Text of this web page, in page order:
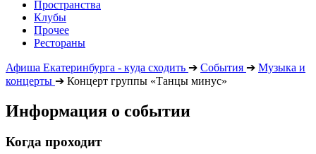
Пространства
Клубы
Прочее
Рестораны
Афиша Екатеринбурга - куда сходить ➔ События ➔ Музыка и
концерты ➔ Концерт группы «Танцы минус»
Информация о событии
Когда проходит